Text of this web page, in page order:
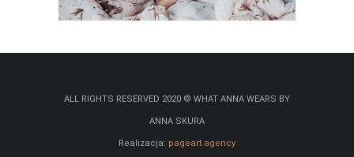
ALL RIGHTS RESERVED 2020 © WHAT ANNA WEARS BY
ANNA SKURA
Realizacja: pageart.agency